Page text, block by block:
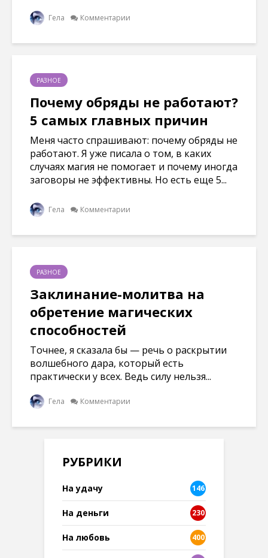
Гела Комментарии
РАЗНОЕ
Почему обряды не работают?
5 самых главных причин
Меня часто спрашивают: почему обряды не
работают. Я уже писала о том, в каких
случаях магия не помогает и почему иногда
заговоры не эффективны. Но есть еще 5...
Гела Комментарии
РАЗНОЕ
Заклинание-молитва на
обретение магических
способностей
Точнее, я сказала бы — речь о раскрытии
волшебного дара, который есть
практически у всех. Ведь силу нельзя...
Гела Комментарии
РУБРИКИ
На удачу 146
На деньги 230
На любовь 400